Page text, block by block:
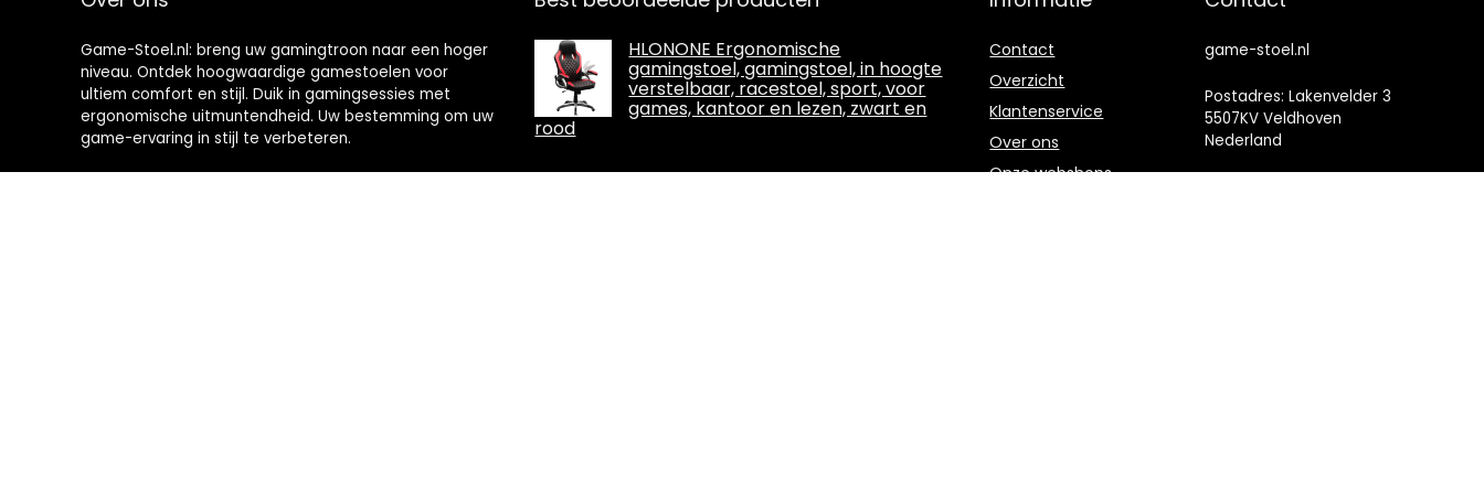
Game-Stoel.nl: breng uw gamingtroon naar een hoger
niveau. Ontdek hoogwaardige gamestoelen voor
ultiem comfort en stijl. Duik in gamingsessies met
ergonomische uitmuntendheid. Uw bestemming om uw
game-ervaring in stijl te verbeteren.
HLONONE Ergonomische
gamingstoel, gamingstoel, in hoogte
verstelbaar, racestoel, sport, voor
games, kantoor en lezen, zwart en
rood
Contact
Overzicht
Klantenservice
Over ons
Onze webshops
game-stoel.nl
Postadres: Lakenvelder 3
5507KV Veldhoven
Nederland